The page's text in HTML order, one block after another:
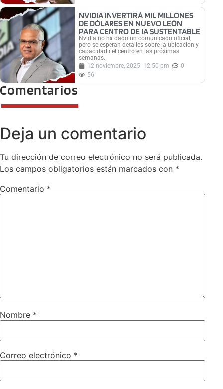
NVIDIA INVERTIRÁ MIL MILLONES
DE DÓLARES EN NUEVO LEÓN
PARA CENTRO DE IA SUSTENTABLE
Nvidia no ha dado un comunicado oficial,
pero se esperan detalles sobre la ubicación y
capacidad del centro en las próximas
semanas.
12 noviembre, 2025 12:50 pm
0
56
Comentarios
Deja un comentario
Tu dirección de correo electrónico no será publicada.
Los campos obligatorios están marcados con *
Comentario *
Nombre *
Correo electrónico *